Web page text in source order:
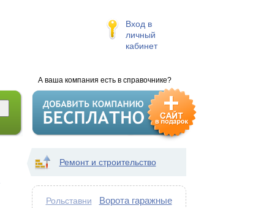
Вход в
личный
кабинет
А ваша компания есть в справочнике?
Ремонт и строительство
Рольставни Ворота гаражные